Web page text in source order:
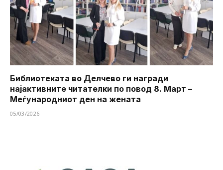
Библиотеката во Делчево ги награди
најактивните читателки по повод 8. Март –
Меѓународниот ден на жената
05/03/2026